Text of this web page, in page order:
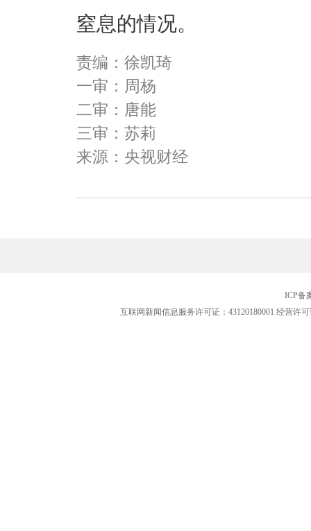
窒息的情况。
责编：徐凯琦
一审：周杨
二审：唐能
三审：苏莉
来源：央视财经
ICP备
互联网新闻信息服务许可证：43120180001 经营许可